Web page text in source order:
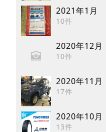
2021年1月
10件
2020年12月
10件
2020年11月
17件
2020年10月
13件